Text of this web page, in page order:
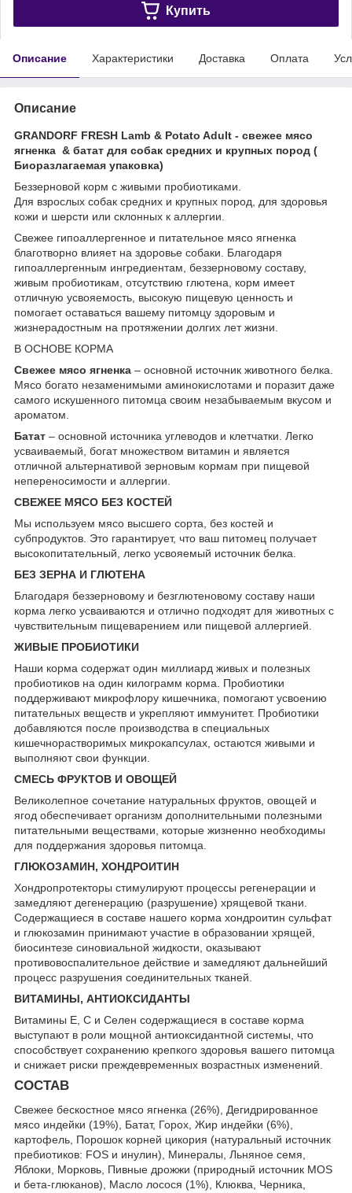
Купить
Описание Характеристики Доставка Оплата
Описание
GRANDORF FRESH Lamb & Potato Adult - свежее мясо
ягненка & батат для собак средних и крупных пород (
Биоразлагаемая упаковка)
Беззерновой корм с живыми пробиотиками.
Для взрослых собак средних и крупных пород, для здоровья
кожи и шерсти или склонных к аллергии.
Свежее гипоаллергенное и питательное мясо ягненка
благотворно влияет на здоровье собаки. Благодаря
гипоаллергенным ингредиентам, беззерновому составу,
живым пробиотикам, отсутствию глютена, корм имеет
отличную усвояемость, высокую пищевую ценность и
помогает оставаться вашему питомцу здоровым и
жизнерадостным на протяжении долгих лет жизни.
В ОСНОВЕ КОРМА
Свежее мясо ягненка – основной источник животного белка.
Мясо богато незаменимыми аминокислотами и поразит даже
самого искушенного питомца своим незабываемым вкусом и
ароматом.
Батат – основной источника углеводов и клетчатки. Легко
усваиваемый, богат множеством витамин и является
отличной альтернативой зерновым кормам при пищевой
непереносимости и аллергии.
СВЕЖЕЕ МЯСО БЕЗ КОСТЕЙ
Мы используем мясо высшего сорта, без костей и
субпродуктов. Это гарантирует, что ваш питомец получает
высокопитательный, легко усвояемый источник белка.
БЕЗ ЗЕРНА И ГЛЮТЕНА
Благодаря беззерновому и безглютеновому составу наши
корма легко усваиваются и отлично подходят для животных с
чувствительным пищеварением или пищевой аллергией.
ЖИВЫЕ ПРОБИОТИКИ
Наши корма содержат один миллиард живых и полезных
пробиотиков на один килограмм корма. Пробиотики
поддерживают микрофлору кишечника, помогают усвоению
питательных веществ и укрепляют иммунитет. Пробиотики
добавляются после производства в специальных
кишечнорастворимых микрокапсулах, остаются живыми и
выполняют свои функции.
СМЕСЬ ФРУКТОВ И ОВОЩЕЙ
Великолепное сочетание натуральных фруктов, овощей и
ягод обеспечивает организм дополнительными полезными
питательными веществами, которые жизненно необходимы
для поддержания здоровья питомца.
ГЛЮКОЗАМИН, ХОНДРОИТИН
Хондропротекторы стимулируют процессы регенерации и
замедляют дегенерацию (разрушение) хрящевой ткани.
Содержащиеся в составе нашего корма хондроитин сульфат
и глюкозамин принимают участие в образовании хрящей,
биосинтезе синовиальной жидкости, оказывают
противовоспалительное действие и замедляют дальнейший
процесс разрушения соединительных тканей.
ВИТАМИНЫ, АНТИОКСИДАНТЫ
Витамины Е, С и Селен содержащиеся в составе корма
выступают в роли мощной антиоксидантной системы, что
способствует сохранению крепкого здоровья вашего питомца
и снижает риски преждевременных возрастных изменений.
СОСТАВ
Свежее бескостное мясо ягненка (26%), Дегидрированное
мясо индейки (19%), Батат, Горох, Жир индейки (6%),
картофель, Порошок корней цикория (натуральный источник
пребиотиков: FOS и инулин), Минералы, Льняное семя,
Яблоки, Морковь, Пивные дрожжи (природный источник MOS
и бета-глюканов), Масло лосося (1%), Клюква, Черника,